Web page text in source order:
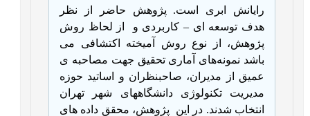
رایانش ابری است. پژوهش حاضر از نظر
هدف توسعه ای –کاربردی و
از لحاظ روش
پژوهش، از نوع روش آمیخته اکتشافی می
باشد نمونه‌های آماری تحقیق جهت مصاحبه ی
عمیق از مدیران، صاحبنظران و اساتید حوزه
مدیریت تکنولوژی دانشگاههای شهر تهران
انتخاب شدند. در این
پژوهش، محقق داده های